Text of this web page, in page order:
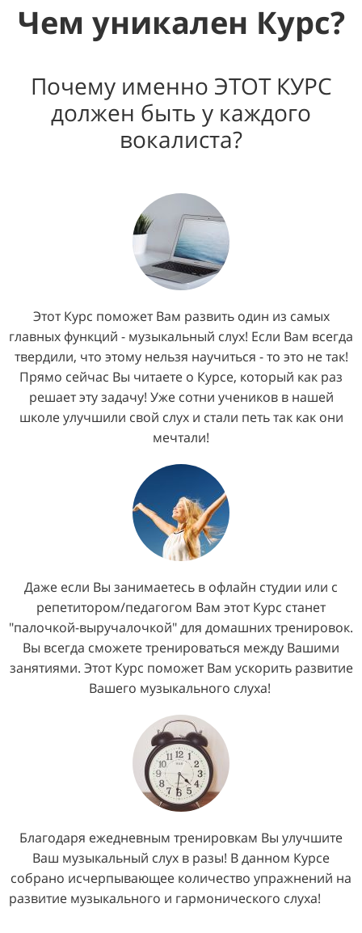
Чем уникален Курс?
Почему именно ЭТОТ КУРС
должен быть у каждого
вокалиста?
Этот Курс поможет Вам развить один из самых
главных функций - музыкальный слух! Если Вам всегда
твердили, что этому нельзя научиться - то это не так!
Прямо сейчас Вы читаете о Курсе, который как раз
решает эту задачу! Уже сотни учеников в нашей
школе улучшили свой слух и стали петь так как они
мечтали!
Даже если Вы занимаетесь в офлайн студии или с
репетитором/педагогом Вам этот Курс станет
"палочкой-выручалочкой" для домашних тренировок.
Вы всегда сможете тренироваться между Вашими
занятиями. Этот Курс поможет Вам ускорить развитие
Вашего музыкального слуха!
Благодаря ежедневным тренировкам Вы улучшите
Ваш музыкальный слух в разы! В данном Курсе
собрано исчерпывающее количество упражнений на
развитие музыкального и гармонического слуха!